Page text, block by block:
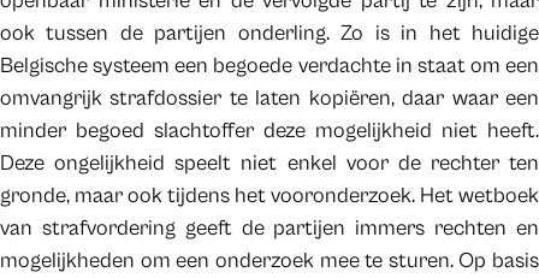
ook tussen de partijen onderling. Zo is in het huidige
Belgische systeem een begoede verdachte in staat om een
omvangrijk strafdossier te laten kopiëren, daar waar een
minder begoed slachtoffer deze mogelijkheid niet heeft.
Deze ongelijkheid speelt niet enkel voor de rechter ten
gronde, maar ook tijdens het vooronderzoek. Het wetboek
van strafvordering geeft de partijen immers rechten en
mogelijkheden om een onderzoek mee te sturen. Op basis